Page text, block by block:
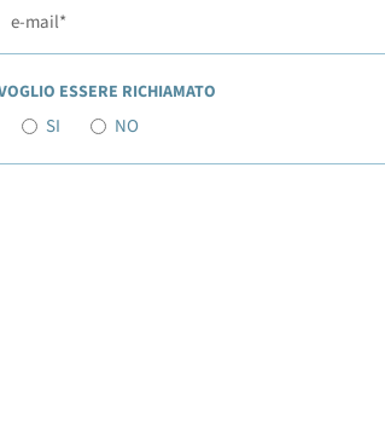
ESSERE RICHIAMATO
SI NO